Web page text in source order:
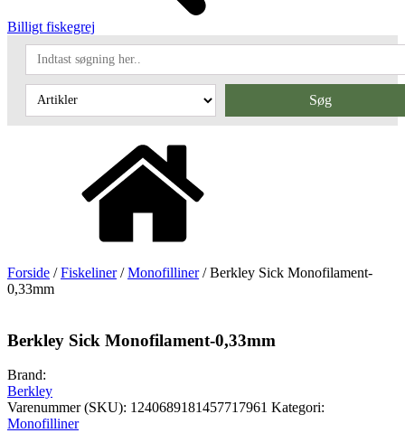
Billigt fiskegrej
Søg
Forside /Fiskeliner/Monofilliner/ Berkley Sick Monofilament-
0,33mm
Berkley Sick Monofilament-0,33mm
Brand:
Berkley
Varenummer (SKU): 1240689181457717961 Kategori:
Monofilliner